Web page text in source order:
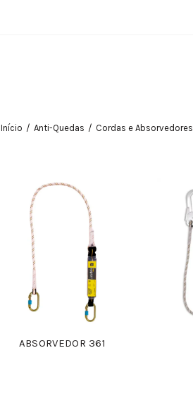
Início Anti-Quedas Cordas e Absorvedores
ABSORVEDOR 361